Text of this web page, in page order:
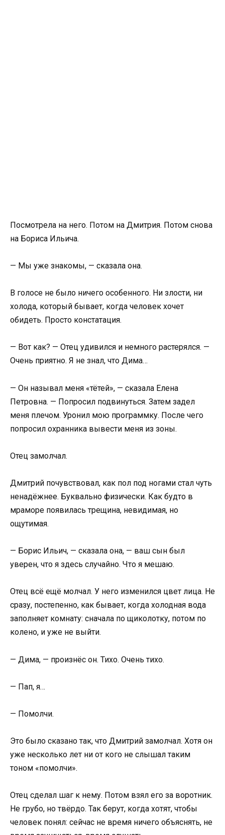
Посмотрела на него. Потом на Дмитрия. Потом снова
на Бориса Ильича.
— Мы уже знакомы, — сказала она.
В голосе не было ничего особенного. Ни злости, ни
холода, который бывает, когда человек хочет
обидеть. Просто констатация.
— Вот как? — Отец удивился и немного растерялся. —
Очень приятно. Я не знал, что Дима…
— Он называл меня «тётей», — сказала Елена
Петровна. — Попросил подвинуться. Затем задел
меня плечом. Уронил мою программку. После чего
попросил охранника вывести меня из зоны.
Отец замолчал.
Дмитрий почувствовал, как пол под ногами стал чуть
ненадёжнее. Буквально физически. Как будто в
мраморе появилась трещина, невидимая, но
ощутимая.
— Борис Ильич, — сказала она, — ваш сын был
уверен, что я здесь случайно. Что я мешаю.
Отец всё ещё молчал. У него изменился цвет лица. Не
сразу, постепенно, как бывает, когда холодная вода
заполняет комнату: сначала по щиколотку, потом по
колено, и уже не выйти.
— Дима, — произнёс он. Тихо. Очень тихо.
— Пап, я…
— Помолчи.
Это было сказано так, что Дмитрий замолчал. Хотя он
уже несколько лет ни от кого не слышал таким
тоном «помолчи».
Отец сделал шаг к нему. Потом взял его за воротник.
Не грубо, но твёрдо. Так берут, когда хотят, чтобы
человек понял: сейчас не время ничего объяснять, не